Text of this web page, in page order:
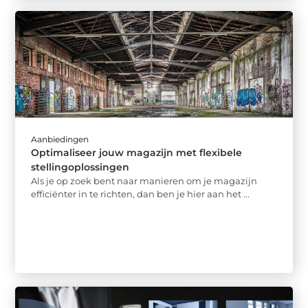
Aanbiedingen
Optimaliseer jouw magazijn met flexibele
stellingoplossingen
Als je op zoek bent naar manieren om je magazijn
efficiënter in te richten, dan ben je hier aan het ...